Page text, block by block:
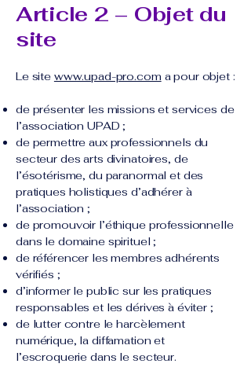
Article 2 – Objet du
site
Le site www.upad-pro.com a pour objet :
de présenter les missions et services de
l’association UPAD ;
de permettre aux professionnels du
secteur des arts divinatoires, de
l’ésotérisme, du paranormal et des
pratiques holistiques d’adhérer à
l’association ;
de promouvoir l’éthique professionnelle
dans le domaine spirituel ;
de référencer les membres adhérents
vérifiés ;
d’informer le public sur les pratiques
responsables et les dérives à éviter ;
de lutter contre le harcèlement
numérique, la diffamation et
l’escroquerie dans le secteur.